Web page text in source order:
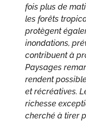
fois plus de
les forêts
protègent
inondations,
contribuent à
Paysages
rendent
et récréatives.
richesse
cherché à tirer